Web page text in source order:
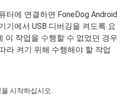
터에 연결하면 FoneDog Android
기에서 USB 디버깅을 켜도록 요
이 작업을 수행할 수 없었던 경우
라 켜기 위해 수행해야 할 작업
시작하십시오.